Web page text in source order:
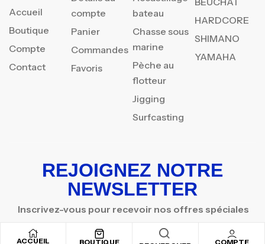
ACCUEIL BOUTIQUE COMPTE
Accueil
Boutique
Compte
Contact
compte
Panier
Commandes
Favoris
bateau
Chasse sous
marine
Pèche au
flotteur
Jigging
Surfcasting
HARDCORE
SHIMANO
YAMAHA
REJOIGNEZ NOTRE
NEWSLETTER
Inscrivez-vous pour recevoir nos offres spéciales